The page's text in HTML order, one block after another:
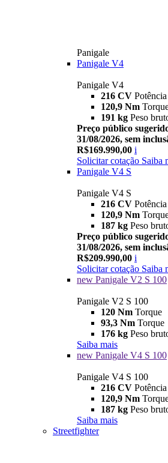
Panigale
Panigale V4
Panigale V4
216 CV Potência
120,9 Nm
191 kg Peso
Preço público
31/08/2026, sem
R$169.990,00 i
Solicitar cotação Saiba
Panigale V4 S
Panigale V4 S
216 CV Potência
120,9 Nm
187 kg Peso
Preço público
31/08/2026, sem
R$209.990,00 i
Solicitar cotação Saiba
new Panigale V2 S 100
Panigale V2 S 100
120 Nm Torque
93,3 Nm Torque
176 kg Peso
Saiba mais
new Panigale V4 S 100
Panigale V4 S 100
216 CV Potência
120,9 Nm
187 kg Peso
Saiba mais
Streetfighter